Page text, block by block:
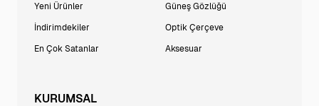
Yeni Ürünler
İndirimdekiler
En Çok Satanlar
Güneş Gözlüğü
Optik Çerçeve
Aksesuar
KURUMSAL